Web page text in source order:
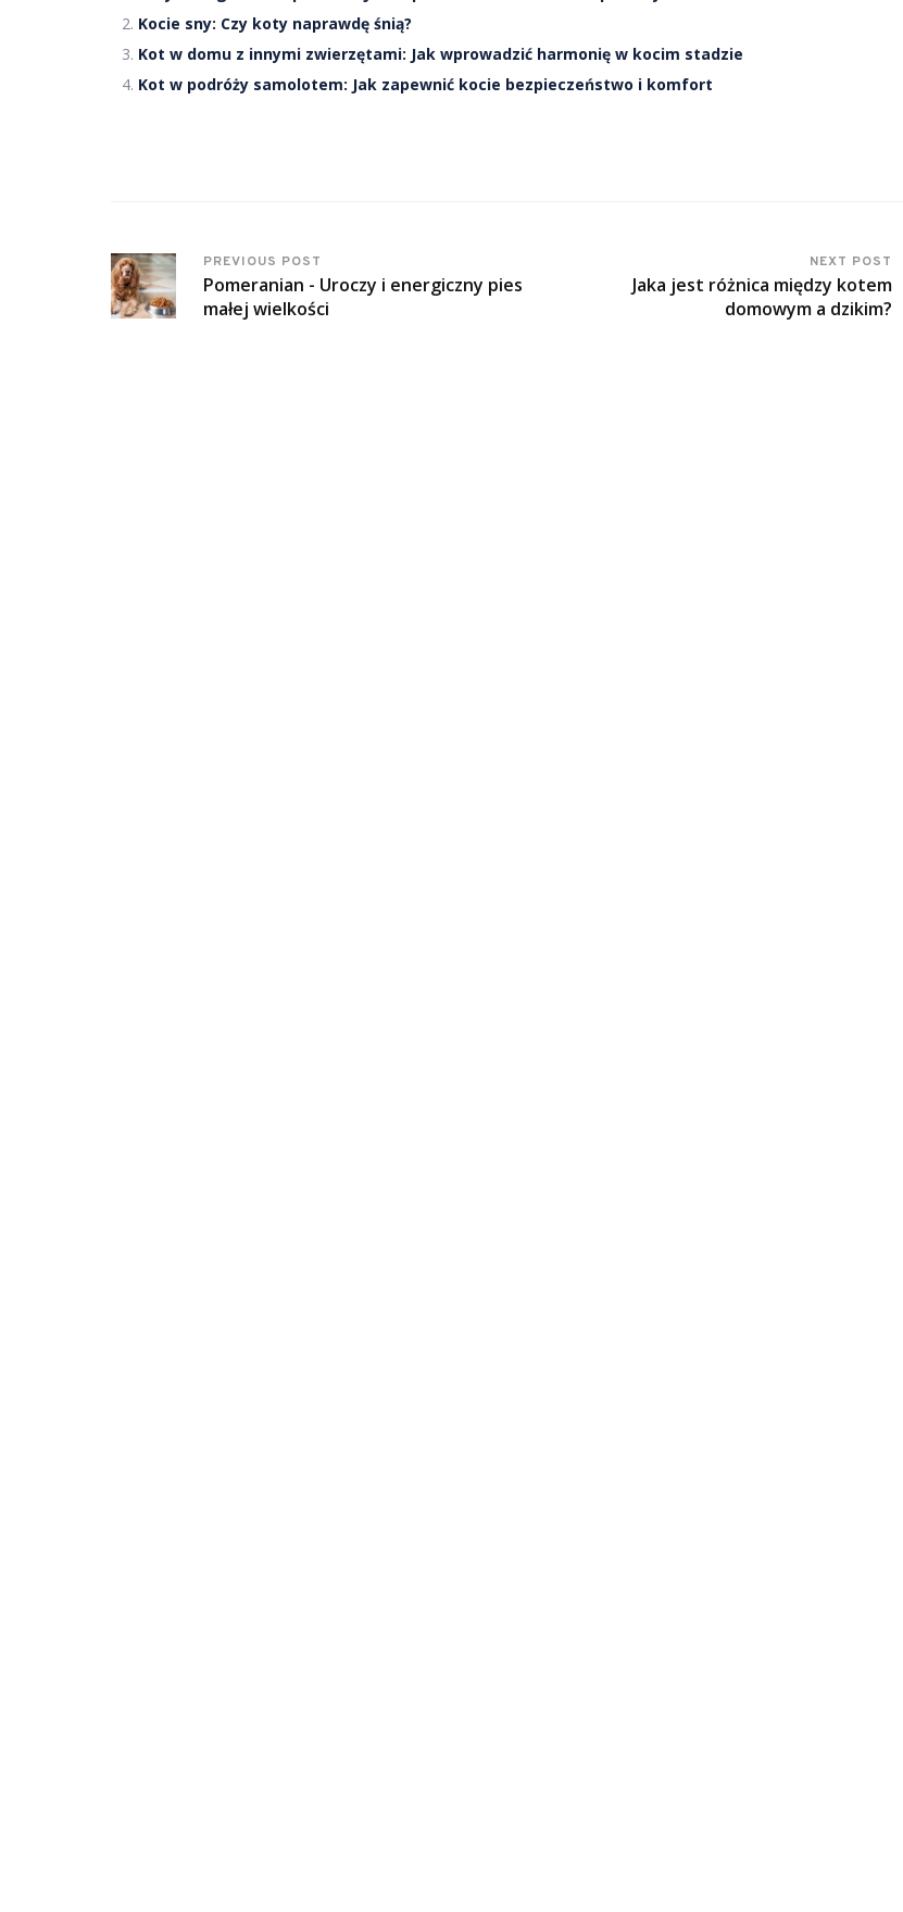
Kocie sny: Czy koty naprawdę śnią?
Kot w domu z innymi zwierzętami: Jak wprowadzić harmonię w kocim stadzie
Kot w podróży samolotem: Jak zapewnić kocie bezpieczeństwo i komfort
PREVIOUS POST
Pomeranian - Uroczy i energiczny pies
małej wielkości
NEXT POST
Jaka jest różnica między kotem
domowym a dzikim?